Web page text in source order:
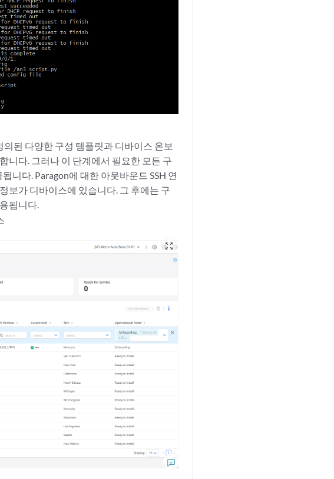
된 다양한 구성 템플릿과 디바이스 온보
니다. 그러나 이 단계에서 필요한 모든 구
니다. Paragon에 대한 아웃바운드 SSH 연
보가 디바이스에 있습니다. 그 후에는 구
됩니다.
zoom_out_map